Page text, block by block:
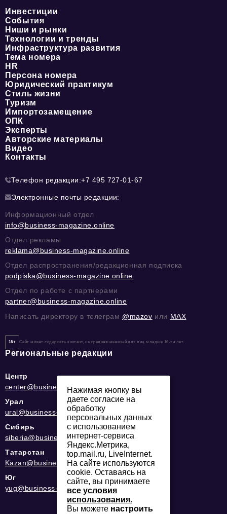
Инвестиции
События
Ниши и рынки
Технологии и тренды
Инфраструктура развития
Тема номера
HR
Персона номера
Юридический практикум
Стиль жизни
Туризм
Импортозамещение
ОПК
Эксперты
Авторские материалы
Видео
Контакты
Телефон редакции:+7 495 727-01-67
Электронные почты редакции:
Информационный отдел
info@business-magazine.online
Отдел рекламы
reklama@business-magazine.online
Отдел распространения/редакционная подписка
podpiska@business-magazine.online
Отдел по работе с партнерами
partner@business-magazine.online
Написать директору в телеграм @mazov или MAX
16+ Сайт может содержать контент, не предназначенный для лиц младше 16-ти лет.
Региональные редакции
Центр
center@business-magazine.online
Урал
ural@business-magazine.online
Сибирь
siberia@business-magazine.online
Татарстан
Kazan@business-magazine.online
Юг
yug@business-magazine.online
Нажимая кнопку вы
даете согласие на
обработку
персональных данных
с использованием
интернет-сервиса
Яндекс.Метрика,
top.mail.ru, LiveInternet.
На сайте используются
cookie. Оставаясь на
сайте, вы принимаете
все условия
использования.
Вы можете настроить